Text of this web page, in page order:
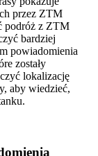
przez ZTM
podróż z ZTM
bardziej
powiadomienia
zostały
lokalizację
aby wiedzieć,